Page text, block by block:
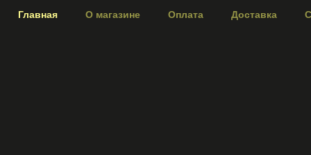
Главная О магазине Оплата Доставка